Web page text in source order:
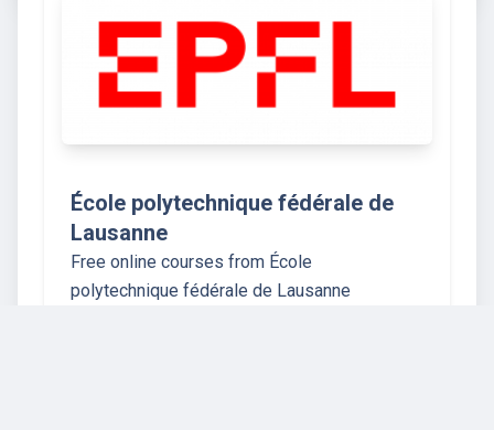
École polytechnique fédérale de
Lausanne
Free online courses from École
polytechnique fédérale de Lausanne